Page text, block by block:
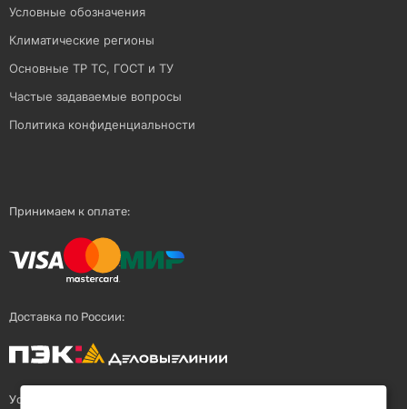
Условные обозначения
Климатические регионы
Основные ТР ТС, ГОСТ и ТУ
Частые задаваемые вопросы
Политика конфиденциальности
Принимаем к оплате:
Доставка по России:
Успешный поставщик: